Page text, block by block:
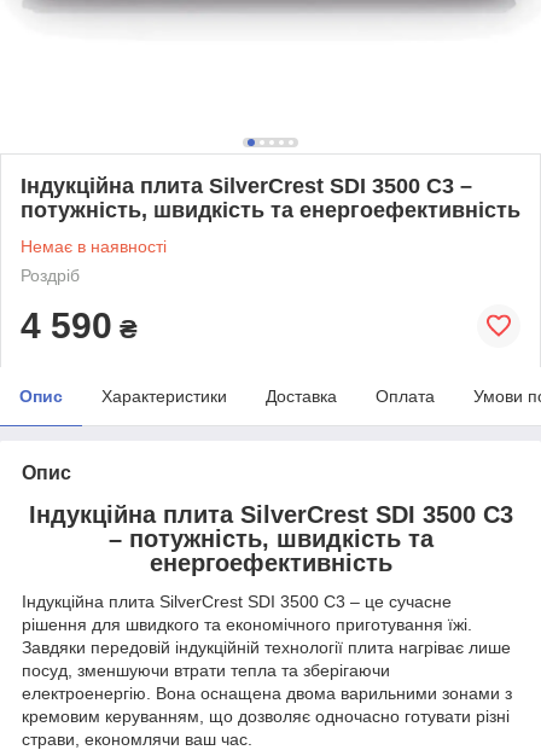
Індукційна плита SilverCrest SDI 3500 C3 –
потужність, швидкість та енергоефективність
Немає в наявності
Роздріб
4 590 ₴
Опис Характеристики Доставка Оплата Умови
Опис
Індукційна плита SilverCrest SDI 3500 C3
– потужність, швидкість та
енергоефективність
Індукційна плита SilverCrest SDI 3500 C3 – це сучасне
рішення для швидкого та економічного приготування їжі.
Завдяки передовій індукційній технології плита нагріває лише
посуд, зменшуючи втрати тепла та зберігаючи
електроенергію. Вона оснащена двома варильними зонами з
кремовим керуванням, що дозволяє одночасно готувати різні
страви, економлячи ваш час.